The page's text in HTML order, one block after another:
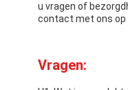
u vragen of
contact met ons op
Vragen: